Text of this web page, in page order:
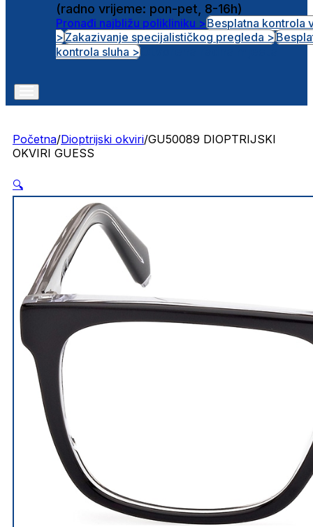
(radno vrijeme: pon-pet, 8-16h)
Pronađi najbližu polikliniku >Besplatna kontrola
>Zakazivanje specijalističkog pregleda >
kontrola sluha >
Početna/Dioptrijski okviri/GU50089 DIOPTRIJSKI
OKVIRI GUESS
🔍